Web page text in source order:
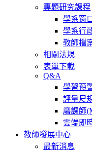
專題研究課程
學系窗
學系行
教師檔
相關法規
表單下載
Q&A
學習預
評量尺
磨課師
雲端即
教師發展中心
最新消息